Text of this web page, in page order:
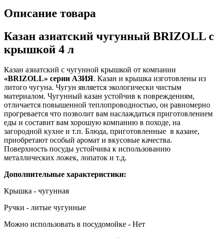
Описание товара
Казан азиатский чугунный BRIZOLL с
крышкой 4 л
Казан азиатский с чугунной крышкой от компании
«BRIZOLL» серии АЗИЯ. Казан и крышка изготовлены из
литого чугуна. Чугун является экологически чистым
материалом. Чугунный казан устойчив к повреждениям,
отличается повышенной теплопроводностью, он равномерно
прогревается что позволит вам наслаждаться приготовлением
еды и составит вам хорошую компанию в походе, на
загородной кухне и т.п. Блюда, приготовленные в казане,
приобретают особый аромат и вкусовые качества.
Поверхность посуды устойчива к использованию
металлических ложек, лопаток и т.д.
Дополнительные характеристики:
Крышка - чугунная
Ручки - литые чугунные
Можно использовать в посудомойке - Нет